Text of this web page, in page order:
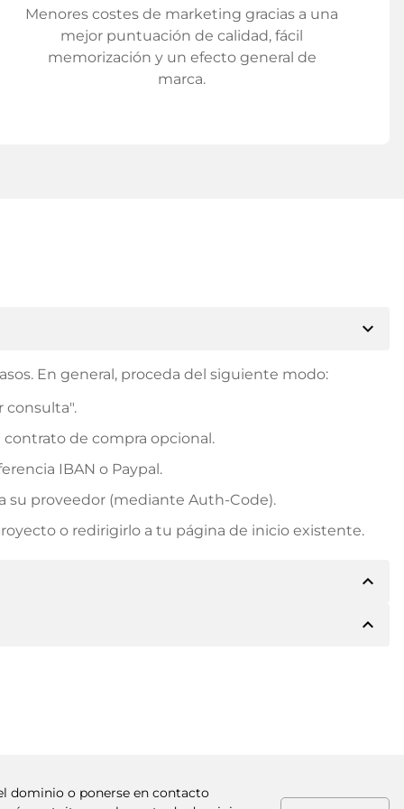
Menores costes de marketing gracias a una
mejor puntuación de calidad, fácil
memorización y un efecto general de
marca.
expand_more
En general, proceda del siguiente modo:
consulta".
contrato de compra opcional.
IBAN o Paypal.
su proveedor (mediante Auth-Code).
o redirigirlo a tu página de inicio existente.
expand_less
los detalles del pago. A continuación, el propietario
expand_less
dominio o ponerse en contacto